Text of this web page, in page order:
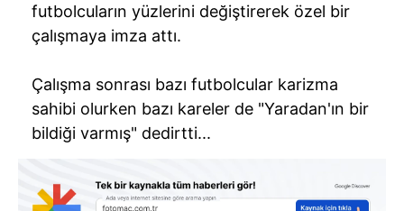
futbolcuların yüzlerini değiştirerek özel bir
çalışmaya imza attı.
Çalışma sonrası bazı futbolcular karizma
sahibi olurken bazı kareler de "Yaradan'ın bir
bildiği varmış" dedirtti...